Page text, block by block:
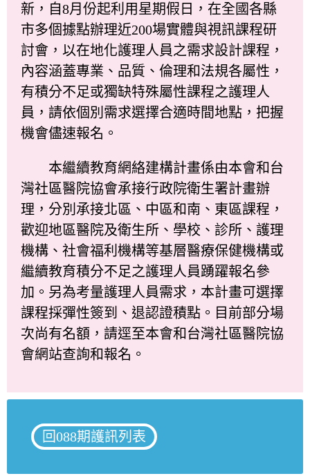
新，自8月份起利用星期假日，在全國各縣
市多個據點辦理近200場實體與視訊課程研
討會，以在地化護理人員之需求設計課程，
內容涵蓋專業、品質、倫理和法規各屬性，
有積分不足或獨缺特殊屬性課程之護理人
員，請依個別需求選擇合適時間地點，把握
機會儘速報名。
本繼續教育網絡建構計畫係由本會和台
灣社區醫院協會承接行政院衛生署計畫辦
理，分別承接北區、中區和南、東區課程，
歡迎地區醫院及衛生所、學校、診所、護理
機構、社會福利機構等基層醫療保健機構或
繼續教育積分不足之護理人員踴躍報名參
加。另為考量護理人員需求，本計畫可選擇
課程採彈性簽到、退認證積點。目前部分場
次尚有名額，請逕至本會和台灣社區醫院協
會網站查詢和報名。
回088期護訊列表